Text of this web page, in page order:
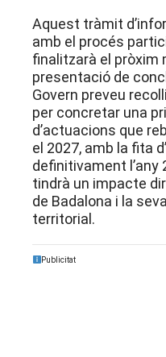
Aquest tràmit
amb el procés
finalitzarà el pròxim
presentació de
Govern preveu
per concretar una
d’actuacions que
el 2027, amb la fita
definitivament l’any
tindrà un impacte
de Badalona i la
territorial .
Publicitat